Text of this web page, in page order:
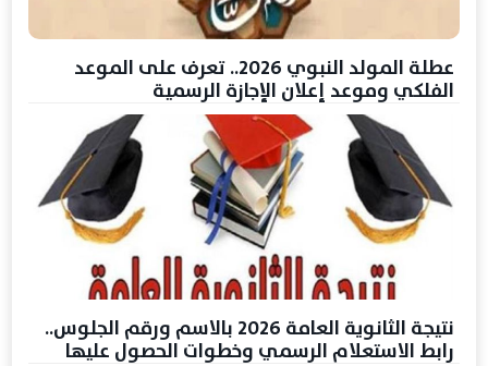
عطلة المولد النبوي 2026.. تعرف على الموعد
الفلكي وموعد إعلان الإجازة الرسمية
نتيجة الثانوية العامة 2026 بالاسم ورقم الجلوس..
رابط الاستعلام الرسمي وخطوات الحصول عليها